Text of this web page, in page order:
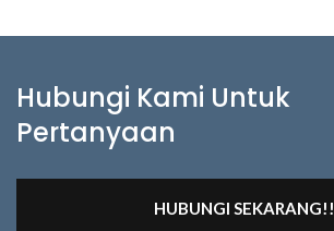
Hubungi Kami Untuk
Pertanyaan
HUBUNGI SEKARANG!!